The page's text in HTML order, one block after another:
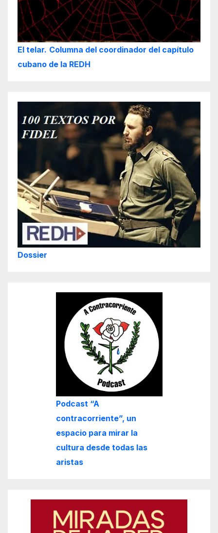
El telar. Columna del coordinador del capítulo
cubano de la REDH
Dossier
Podcast “A
contracorriente”, un
espacio para mirar la
cultura desde todas las
aristas